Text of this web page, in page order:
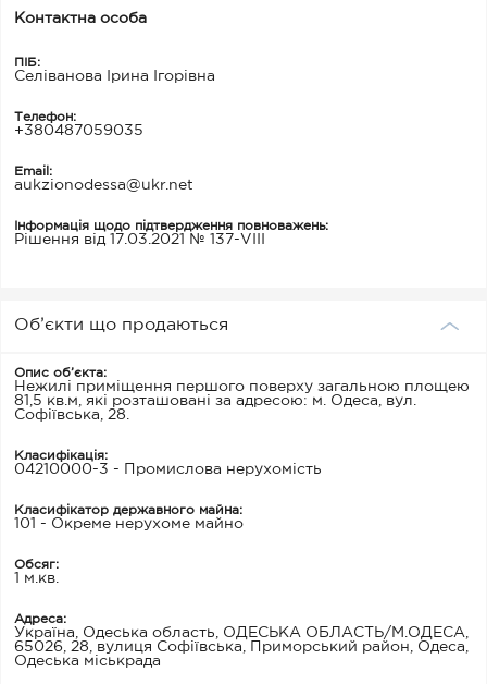
Контактна особа
ПІБ:
Селіванова Ірина Ігорівна
Телефон:
+380487059035
Email:
aukzionodessa@ukr.net
Інформація щодо підтвердження повноважень:
Рішення від 17.03.2021 № 137-VIII
Об’єкти що продаються
Опис об’єкта:
Нежилі приміщення першого поверху загальною площею
81,5 кв.м, які розташовані за адресою: м. Одеса, вул.
Софіївська, 28.
Класифікація:
04210000-3 - Промислова нерухомість
Класифікатор державного майна:
101 - Окреме нерухоме майно
Обсяг:
1 м.кв.
Адреса:
Україна, Одеська область, ОДЕСЬКА ОБЛАСТЬ/М.ОДЕСА,
65026, 28, вулиця Софіївська, Приморський район, Одеса,
Одеська міськрада